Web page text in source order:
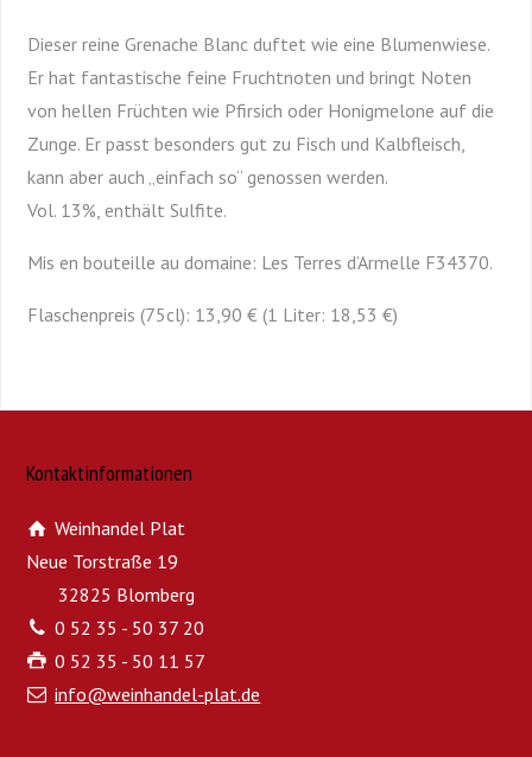
Dieser reine Grenache Blanc duftet wie eine Blumenwiese.
Er hat fantastische feine Fruchtnoten und bringt Noten
von hellen Früchten wie Pfirsich oder Honigmelone auf die
Zunge. Er passt besonders gut zu Fisch und Kalbfleisch,
kann aber auch „einfach so“ genossen werden.
Vol. 13%, enthält Sulfite.
Mis en bouteille au domaine: Les Terres d’Armelle F34370.
Flaschenpreis (75cl): 13,90 € (1 Liter: 18,53 €)
Kontaktinformationen
Weinhandel Plat
Neue Torstraße 19
32825 Blomberg
0 52 35 - 50 37 20
0 52 35 - 50 11 57
info@weinhandel-plat.de